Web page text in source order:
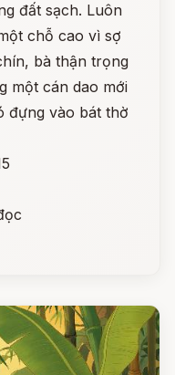
đất sạch. Luôn
chỗ cao vì sợ
bà thận trọng
một cán dao mới
đựng vào bát thờ